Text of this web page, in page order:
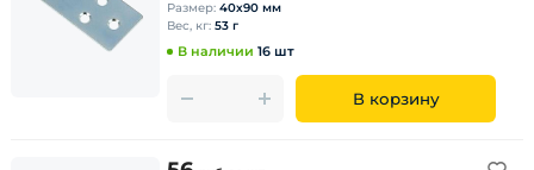
Размер: 40х90 мм
Вес, кг: 53 г
В наличии 16 шт
В корзину